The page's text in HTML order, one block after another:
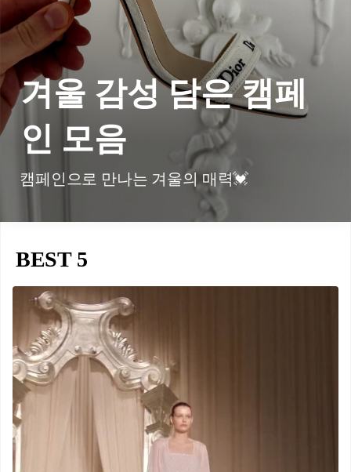
겨울 감성 담은 캠페
인 모음
캠페인으로 만나는 겨울의 매력💓
BEST 5